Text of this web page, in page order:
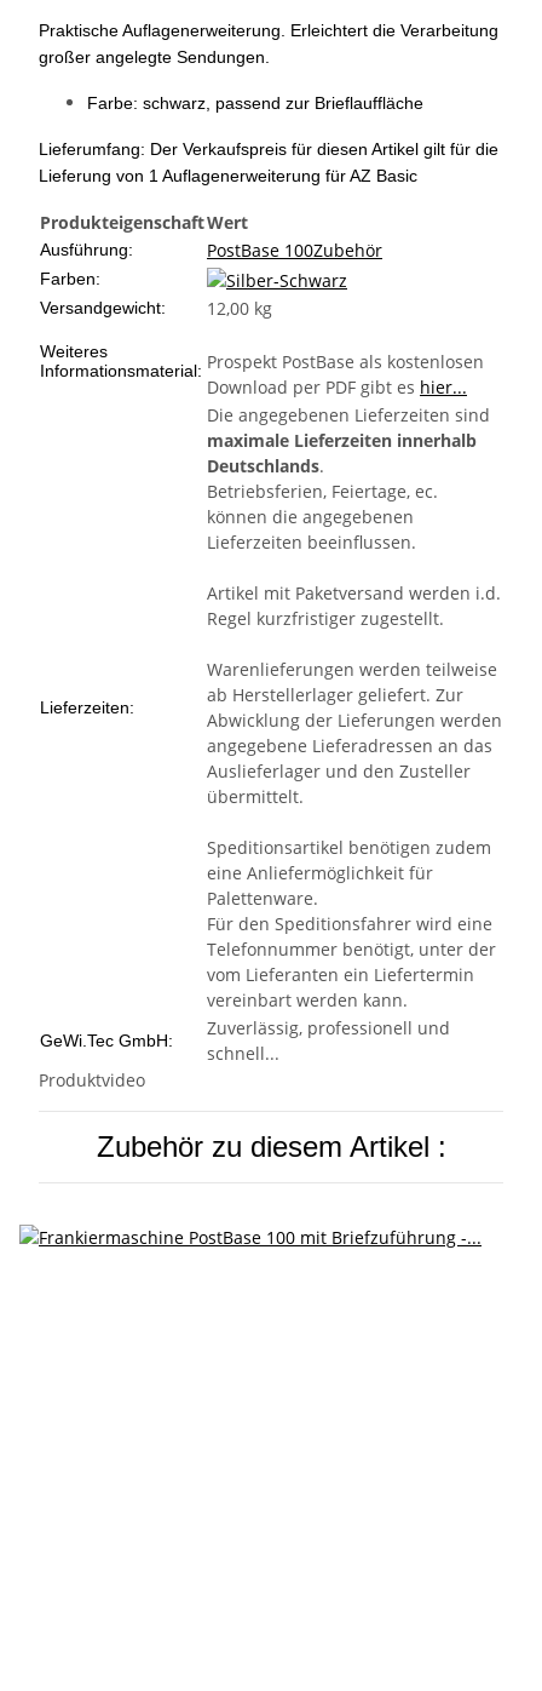
Praktische Auflagenerweiterung. Erleichtert die Verarbeitung
großer angelegte Sendungen.
Farbe: schwarz, passend zur Brieflauffläche
Lieferumfang: Der Verkaufspreis für diesen Artikel gilt für die
Lieferung von 1 Auflagenerweiterung für AZ Basic
ProdukteigenschaftWert
Ausführung: PostBase 100Zubehör
Farben:
Versandgewicht:
12,00 kg
Weiteres
Informationsmaterial: Prospekt PostBase als kostenlosen
Download per PDF gibt es hier...
Lieferzeiten:
Die angegebenen Lieferzeiten sind
maximale Lieferzeiten innerhalb
Deutschlands.
Betriebsferien, Feiertage, ec.
können die angegebenen
Lieferzeiten beeinflussen.
Artikel mit Paketversand werden i.d.
Regel kurzfristiger zugestellt.
Warenlieferungen werden teilweise
ab Herstellerlager geliefert. Zur
Abwicklung der Lieferungen werden
angegebene Lieferadressen an das
Auslieferlager und den Zusteller
übermittelt.
Speditionsartikel benötigen zudem
eine Anliefermöglichkeit für
Palettenware.
Für den Speditionsfahrer wird eine
Telefonnummer benötigt, unter der
vom Lieferanten ein Liefertermin
vereinbart werden kann.
GeWi.Tec GmbH:
Zuverlässig, professionell und
schnell...
Produktvideo
Zubehör zu diesem Artikel :